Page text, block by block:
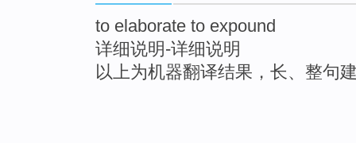
to elaborate to expound
详细说明-详细说明
以上为机器翻译结果，长、整句